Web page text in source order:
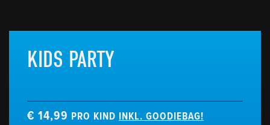
KIDS PARTY
€ 14,99 PRO KIND INKL. GOODIEBAG!